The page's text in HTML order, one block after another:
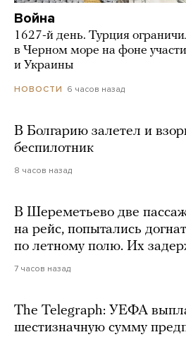
Война
1627-й день. Турция
в Черном море на фоне
и Украины
НОВОСТИ 6 часов назад
В Болгарию залетел и
беспилотник
8 часов назад
В Шереметьево две
на рейс, попытались
по летному полю. Их
7 часов назад
The Telegraph: УЕФА
шестизначную сумму